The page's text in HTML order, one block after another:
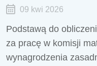
09 kwi 2026
Podstawą do
za pracę w komisji
wynagrodzenia